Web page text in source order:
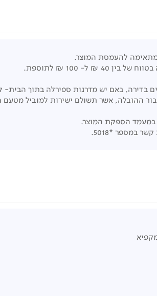
מתאימה להעמסת המוצר.
100 ₪ לתוספת.
בדירה, באם יש מדרגות ספירלה בתוך
ההובלה, אשר תשולם ישירות למוביל
במעמד הספקת המוצר.
במספר *5018.